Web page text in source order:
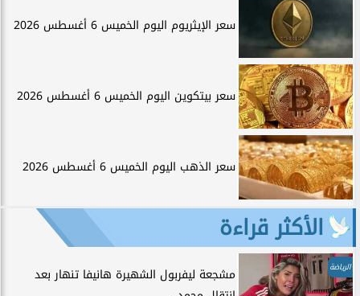
سعر الإيثريوم اليوم الخميس 6 أغسطس 2026
سعر بيتكوين اليوم الخميس 6 أغسطس 2026
سعر الذهب اليوم الخميس 6 أغسطس 2026
الأكثر قراءة
الرياضة
مشجعة ليفربول الشهيرة هانيفا تنهار بعد